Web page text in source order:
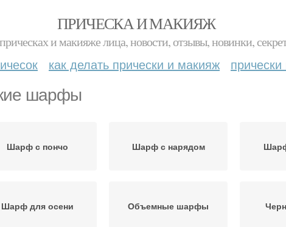
ПРИЧЕСКА И МАКИЯЖ
и макияже лица, новости, отзывы, новинки,
как делать прически и макияж
шарфы
Шарф с пончо Шарф с нарядом
Шарф для осени Объемные шарфы